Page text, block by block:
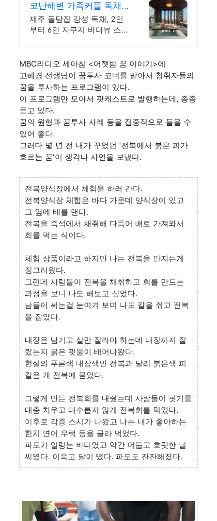
코난해변 가족커플 독채
스테이 월정리 근처 감성
독채 2채
제주 돌담집 감성 독채, 2인
부터 6인 자쿠지 바다뷰 스테
지 무료, 바다뷰 독채, 연박할
인
MBC라디오 세아침 <어젯밤 꿈 이야기>에
고혜경 선생님이 꿈투사 코너를 맡아서 청취자들의
꿈을 투사하는 프로그램이 있다.
이 프로그램만 모아서 팟캐스트로 발행하는데, 종종
듣고 있다.
꿈의 원형과 꿈투사 사례 등을 집중적으로 들을 수
있어 좋다.
그러다 몇 년 전 내가 꾸었던 '전복에서 붉은 피가
흐르는 꿈'이 생각나 사연을 보냈다.
전복양식장에서 체험을 하러 간다.
전복양식장 체험은 바다 가운데 양식장이 있고
그 옆에 배를 댄다.
전복을 즉석에서 채취해 다듬어 배로 가져와서
회를 먹는 식이다.
체험 상품이라고 하지만 나는 전복을 만지는게
징그러웠다.
그런데 사람들이 전복을 채취하고 회를 만드는
과정을 보니 나도 해보고 싶었다.
남들이 써는걸 눈여겨 보며 나도 칼을 쥐고 전복
을 잡았다.
내장은 남기고 살만 잘라야 하는데 내장까지 잘
랐는지 붉은 핏물이 배어나왔다.
현실의 푸른색 내장색인 전복과 달리 붉은색 피
같은 게 전복에 묻었다.
그렇게 만든 전복회를 내줬는데 사람들이 핏기를
대충 치우고 대수롭지 않게 전복회를 먹었다.
이후로 각종 스시가 나왔고 나는 내가 좋아하는
한치 연어 우럭 등을 골라 먹었다.
파도가 일렁는 바다였고 약간 어둡고 흐릿한 날
씨였다. 이윽고 달이 떴다. 파도도 잔잔해졌다.